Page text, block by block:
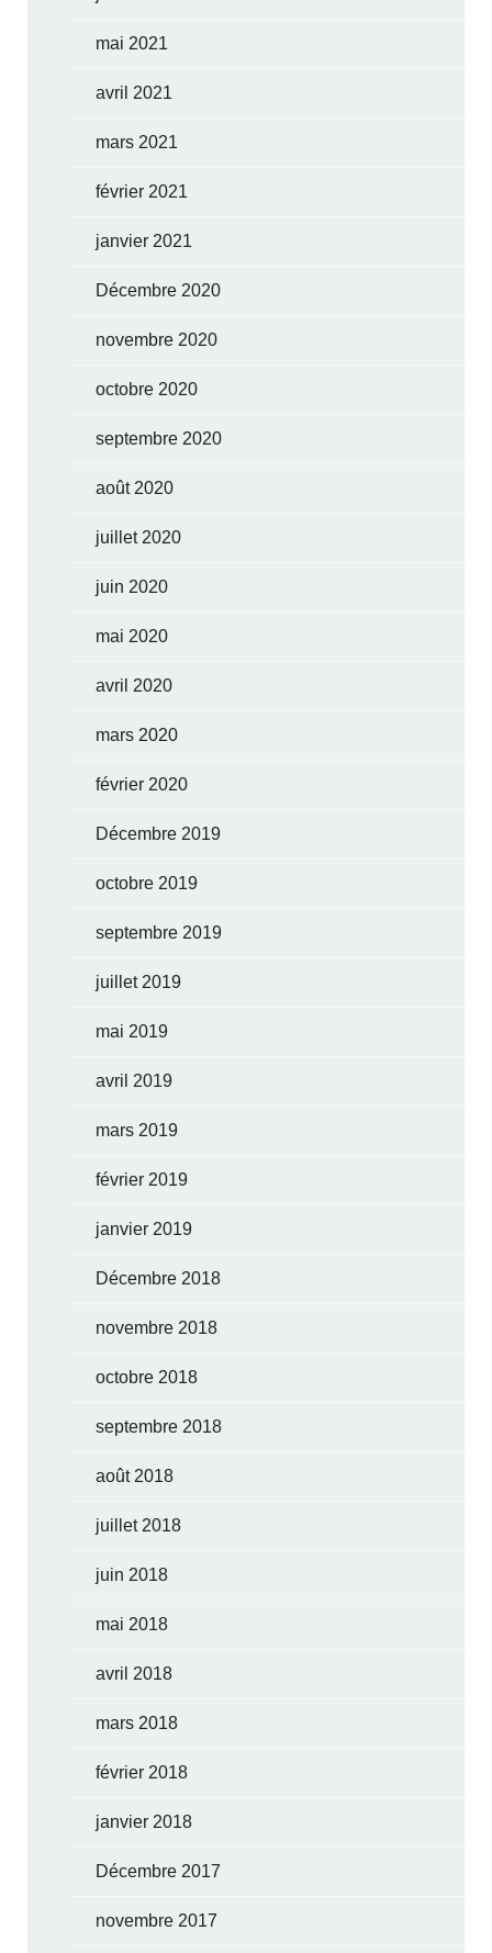
mai 2021
avril 2021
mars 2021
février 2021
janvier 2021
Décembre 2020
novembre 2020
octobre 2020
septembre 2020
août 2020
juillet 2020
juin 2020
mai 2020
avril 2020
mars 2020
février 2020
Décembre 2019
octobre 2019
septembre 2019
juillet 2019
mai 2019
avril 2019
mars 2019
février 2019
janvier 2019
Décembre 2018
novembre 2018
octobre 2018
septembre 2018
août 2018
juillet 2018
juin 2018
mai 2018
avril 2018
mars 2018
février 2018
janvier 2018
Décembre 2017
novembre 2017